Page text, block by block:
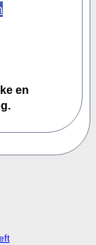
en